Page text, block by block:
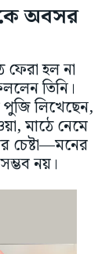
অবসর
ফেরা হল না
তিনি।
পুজি লিখেছেন,
মাঠে নেমে
চেষ্টা—মনের
নয়।